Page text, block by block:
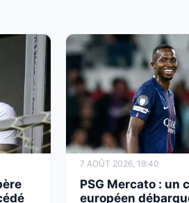
7 AOÛT 2026, 19:40
PSG Mercato : un
européen